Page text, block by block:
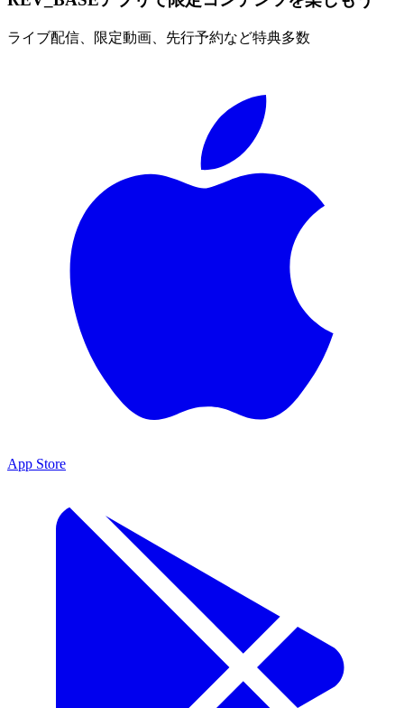
ライブ配信、限定動画、先行予約など特典多数
App Store